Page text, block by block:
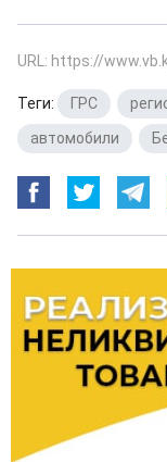
URL: https://
Теги: ГРС
автомобили